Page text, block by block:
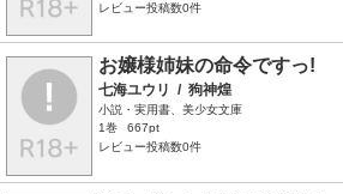
レビュー投稿数0件
お嬢様姉妹の命令ですっ!
七海ユウリ / 狗神煌
小説・実用書、美少女文庫
1巻
667pt
レビュー投稿数0件